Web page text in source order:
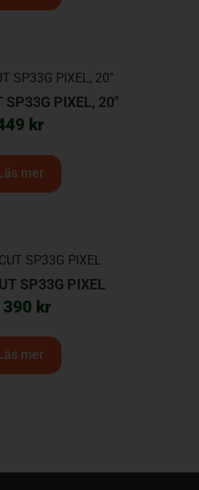
PIXEL, 20″
kr
mer
SP33G PIXEL
390 kr
Läs mer